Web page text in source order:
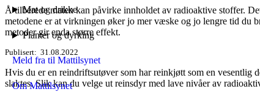
Mat og drikke
Planter og dyrking
Meld fra til Mattilsynet
Om Mattilsynet
Å tilberede maten kan påvirke innholdet av radioaktive stoffer.
metodene er at virkningen øker jo mer væske og jo lengre tid du
metoder gir enda større effekt.
Publisert 31.08.2022
Hvis du er en reindriftsutøver som har reinkjøtt som en vesentlig
slaktes. Slik kan du velge ut reinsdyr med lave nivåer av